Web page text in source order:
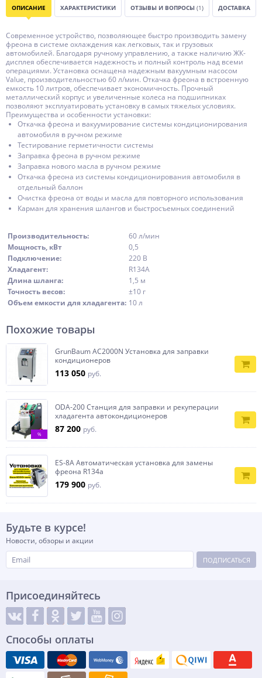
ОПИСАНИЕ ХАРАКТЕРИСТИКИ ОТЗЫВЫ И ВОПРОСЫ (1) ДОСТАВКА
Современное устройство, позволяющее быстро производить замену
фреона в системе охлаждения как легковых, так и грузовых
автомобилей. Благодаря ручному управлению, а также наличию ЖК-
дисплея обеспечивается надежность и полный контроль над всеми
операциями. Установка оснащена надежным вакуумным насосом
Value, производительностью 60 л/мин. Откачка фреона в встроенную
емкость 10 литров, обеспечивает экономичность. Прочный
металлический корпус и увеличенные колеса на подшипниках
позволяют эксплуатировать установку в самых тяжелых условиях.
Преимущества и особенности установки:
Откачка фреона и вакуумирование системы кондиционирования
автомобиля в ручном режиме
Тестирование герметичности системы
Заправка фреона в ручном режиме
Заправка нового масла в ручном режиме
Откачка фреона из системы кондиционирования автомобиля в
отдельный баллон
Очистка фреона от воды и масла для повторного использования
Карман для хранения шлангов и быстросъемных соединений
Производительность:
60 л/мин
Мощность, кВт
0,5
Подключение:
220 В
Хладагент:
R134A
Длина шланга:
1,5 м
Точность весов:
±10 г
Объем емкости для хладагента: 10 л
Похожие товары
GrunBaum AC2000N Установка для заправки
кондиционеров
113 050 руб.
%
ODA-200 Станция для заправки и рекуперации
хладагента автокондиционеров
87 200 руб.
ES-8A Автоматическая установка для замены
фреона R134a
179 900 руб.
Будьте в курсе!
Новости, обзоры и акции
ПОДПИСАТЬСЯ
Присоединяйтесь
Способы оплаты